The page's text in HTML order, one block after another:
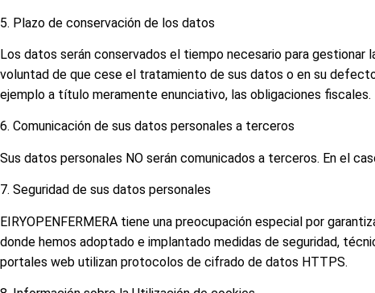
5. Plazo de conservación de los datos
Los datos serán conservados el tiempo necesario para
voluntad de que cese el tratamiento de sus datos o en su
ejemplo a título meramente enunciativo, las obligaciones fiscales.
6. Comunicación de sus datos personales a terceros
Sus datos personales NO serán comunicados a terceros. En el
7. Seguridad de sus datos personales
EIRYOPENFERMERA tiene una preocupación especial por
donde hemos adoptado e implantado medidas de seguridad,
portales web utilizan protocolos de cifrado de datos HTTPS.